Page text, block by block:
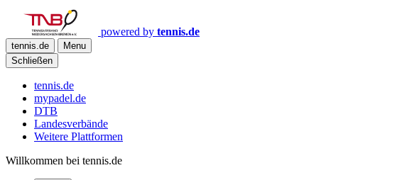
powered by tennis.de
tennis.de
Menu
Schließen
tennis.de
mypadel.de
DTB
Landesverbände
Weitere Plattformen
Willkommen bei tennis.de